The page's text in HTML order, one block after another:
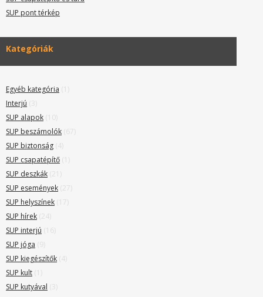
SUP pont térkép
Kategóriák
Egyéb kategória (1)
Interjú (3)
SUP alapok (10)
SUP beszámolók (67)
SUP biztonság (4)
SUP csapatépítő (1)
SUP deszkák (21)
SUP események (27)
SUP helyszínek (17)
SUP hírek (24)
SUP interjú (16)
SUP jóga (9)
SUP kiegészítők (4)
SUP kult (1)
SUP kutyával (3)